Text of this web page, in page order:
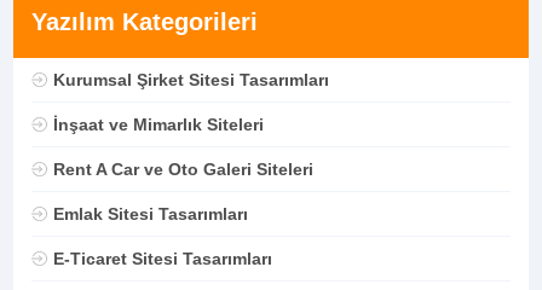
Yazılım Kategorileri
Kurumsal Şirket Sitesi Tasarımları
İnşaat ve Mimarlık Siteleri
Rent A Car ve Oto Galeri Siteleri
Emlak Sitesi Tasarımları
E-Ticaret Sitesi Tasarımları